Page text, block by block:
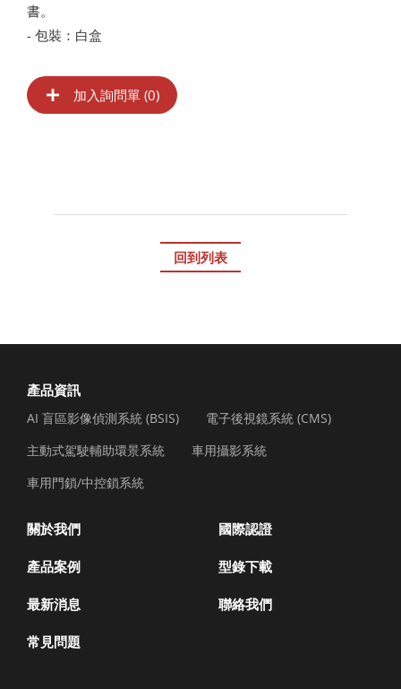
書。
- 包裝：白盒
加入詢問單 (0)
回到列表
產品資訊
AI 盲區影像偵測系統 (BSIS)
電子後視鏡系統 (CMS)
主動式駕駛輔助環景系統
車用攝影系統
車用門鎖/中控鎖系統
關於我們 國際認證
產品案例 型錄下載
最新消息 聯絡我們
常見問題